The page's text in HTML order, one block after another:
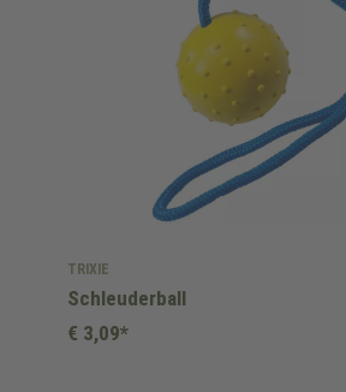
TRIXIE
Schleuderball
€ 3,09*